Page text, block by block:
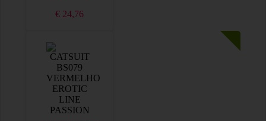
€ 24,76